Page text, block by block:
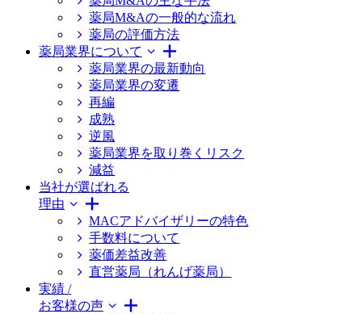
薬局M&Aの一般的な流れ
薬局の評価方法
薬局業界について
薬局業界の最新動向
薬局業界の変遷
再編
成熟
逆風
薬局業界を取り巻くリスク
減益
当社が選ばれる
理由
MACアドバイザリーの特色
手数料について
薬価差益改善
直営薬局（れんげ薬局）
実績 /
お客様の声